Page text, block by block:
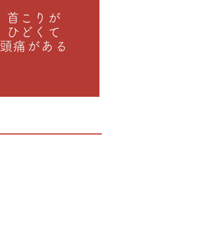
首こりが
ひどくて
頭痛がある